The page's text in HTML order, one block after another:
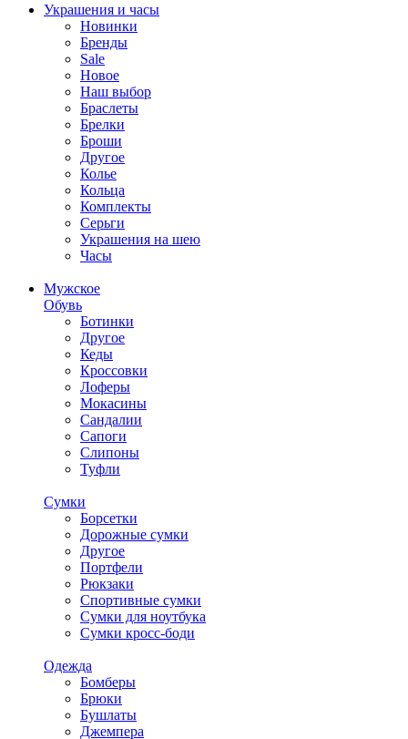
Украшения и часы
Новинки
Бренды
Sale
Новое
Наш выбор
Браслеты
Брелки
Броши
Другое
Колье
Кольца
Комплекты
Серьги
Украшения на шею
Часы
Мужское
Обувь
Ботинки
Другое
Кеды
Кроссовки
Лоферы
Мокасины
Сандалии
Сапоги
Слипоны
Туфли
Сумки
Борсетки
Дорожные сумки
Другое
Портфели
Рюкзаки
Спортивные сумки
Сумки для ноутбука
Сумки кросс-боди
Одежда
Бомберы
Брюки
Бушлаты
Джемпера